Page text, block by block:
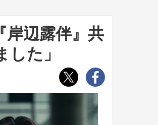
辺露伴』共
た」